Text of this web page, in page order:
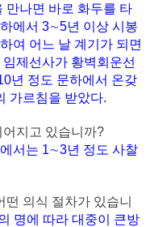
만나면 바로 화두를 타
에서 3∼5년 이상 시봉
여 어느 날 계기가 되면
제선사가 황벽회운선
년 정도 문하에서 온갖
가르침을 받았다.
어지고 있습니까?
서는 1∼3년 정도 사찰
떤 의식 절차가 있습니
명에 따라 대중이 큰방